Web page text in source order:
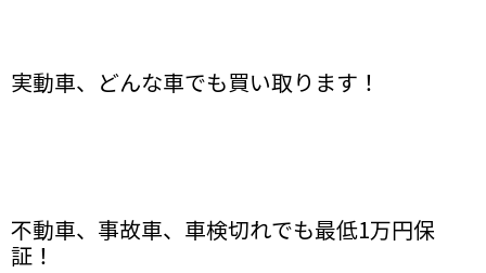
実動車、どんな車でも買い取ります！
不動車、事故車、車検切れでも最低1万円保
証！